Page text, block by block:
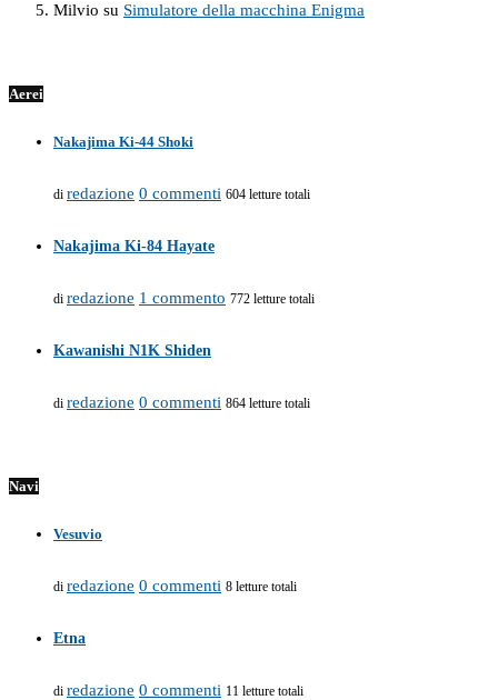
Milvio su Simulatore della macchina Enigma
Aerei
Nakajima Ki-44 Shoki
di redazione 0 commenti 604 letture totali
Nakajima Ki-84 Hayate
di redazione 1 commento 772 letture totali
Kawanishi N1K Shiden
di redazione 0 commenti 864 letture totali
Navi
Vesuvio
di redazione 0 commenti 8 letture totali
Etna
di redazione 0 commenti 11 letture totali